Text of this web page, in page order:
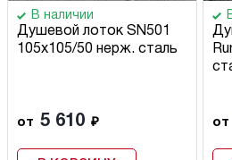
В наличии
Душевой лоток SN501
105х105/50 нерж. сталь
от 5 610 ₽ от